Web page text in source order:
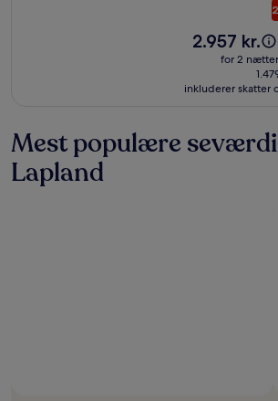
Prisen
2.957 kr.
for 2
inkluderer skatter
Mest populære
Lapland